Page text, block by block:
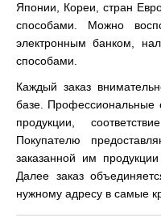
Японии, Кореи, стран
способами. Можно
электронным банком,
способами.
Каждый заказ
базе. Профессиональные
продукции,
Покупателю
заказанной им
Далее заказ
нужному адресу в самые